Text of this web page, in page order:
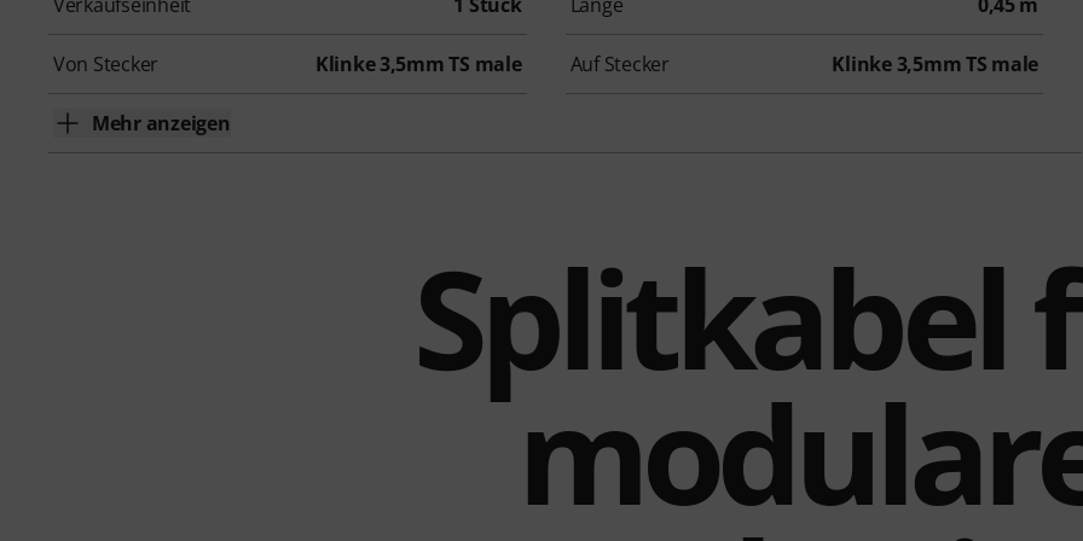
Von Stecker Klinke 3,5mm TS male Auf Stecker Klinke 3,5mm TS male
Mehr anzeigen
Splitkabel